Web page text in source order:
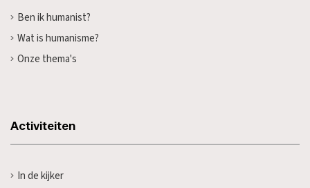
Ben ik humanist?
Wat is humanisme?
Onze thema's
Activiteiten
In de kijker